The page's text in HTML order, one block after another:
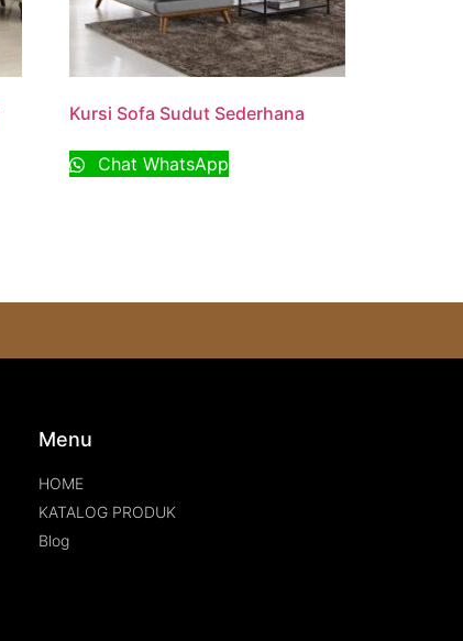
Kursi Sofa Sudut Sederhana
Chat WhatsApp
Menu
HOME
KATALOG PRODUK
Blog